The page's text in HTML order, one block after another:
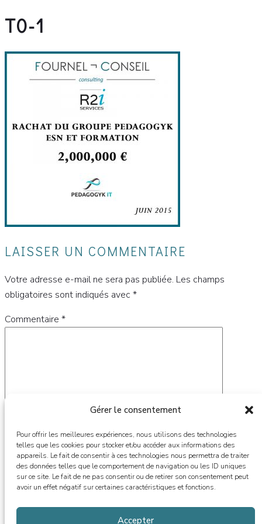
Gérer le consentement
Pour offrir les meilleures expériences, nous utilisons des technologies
telles que les cookies pour stocker et/ou accéder aux informations des
appareils. Le fait de consentir à ces technologies nous permettra de traiter
des données telles que le comportement de navigation ou les ID uniques
sur ce site. Le fait de ne pas consentir ou de retirer son consentement peut
avoir un effet négatif sur certaines caractéristiques et fonctions.
Accepter
T0-1
LAISSER UN COMMENTAIRE
Votre adresse e-mail ne sera pas publiée. Les champs
obligatoires sont indiqués avec *
Commentaire *
Nom*